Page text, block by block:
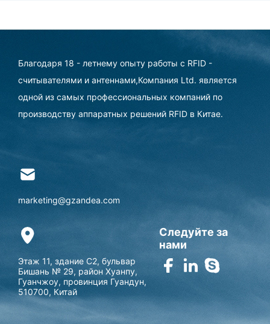
Благодаря 18 - летнему опыту работы с RFID -
считывателями и антеннами,Компания Ltd. является
одной из самых профессиональных компаний по
производству аппаратных решений RFID в Китае.
marketing@gzandea.com
Следуйте за
нами
Этаж 11, здание C2, бульвар
Бишань № 29, район Хуанпу,
Гуанчжоу, провинция Гуандун,
510700, Китай